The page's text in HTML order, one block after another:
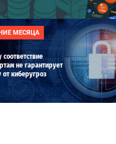
МЕСЯЦА
соответствие
не гарантирует
от киберугроз